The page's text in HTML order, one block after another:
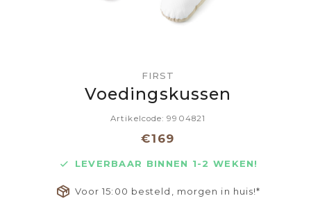
FIRST
Voedingskussen
Artikelcode: 9904821
€169
LEVERBAAR BINNEN 1-2 WEKEN!
Voor 15:00 besteld, morgen in huis!*